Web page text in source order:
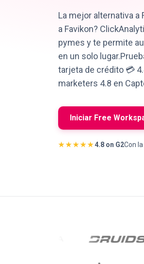
La mejor alternativa a
a Favikon?
pymes y te permite
en un solo
tarjeta de crédito 💳
marketers 4.8 en
Iniciar Free
★★★★★4.8 on G2Con